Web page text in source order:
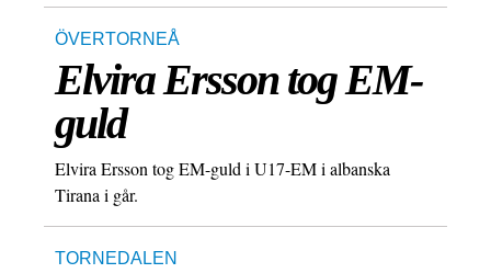
ÖVERTORNEÅ
Elvira Ersson tog EM-
guld
Elvira Ersson tog EM-guld i U17-EM i albanska
Tirana i går.
TORNEDALEN